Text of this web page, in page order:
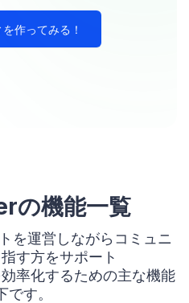
作ってみる！
の機能一覧
を運営しながらコミュニ
す方をサポート
率化するための主な機能
です。